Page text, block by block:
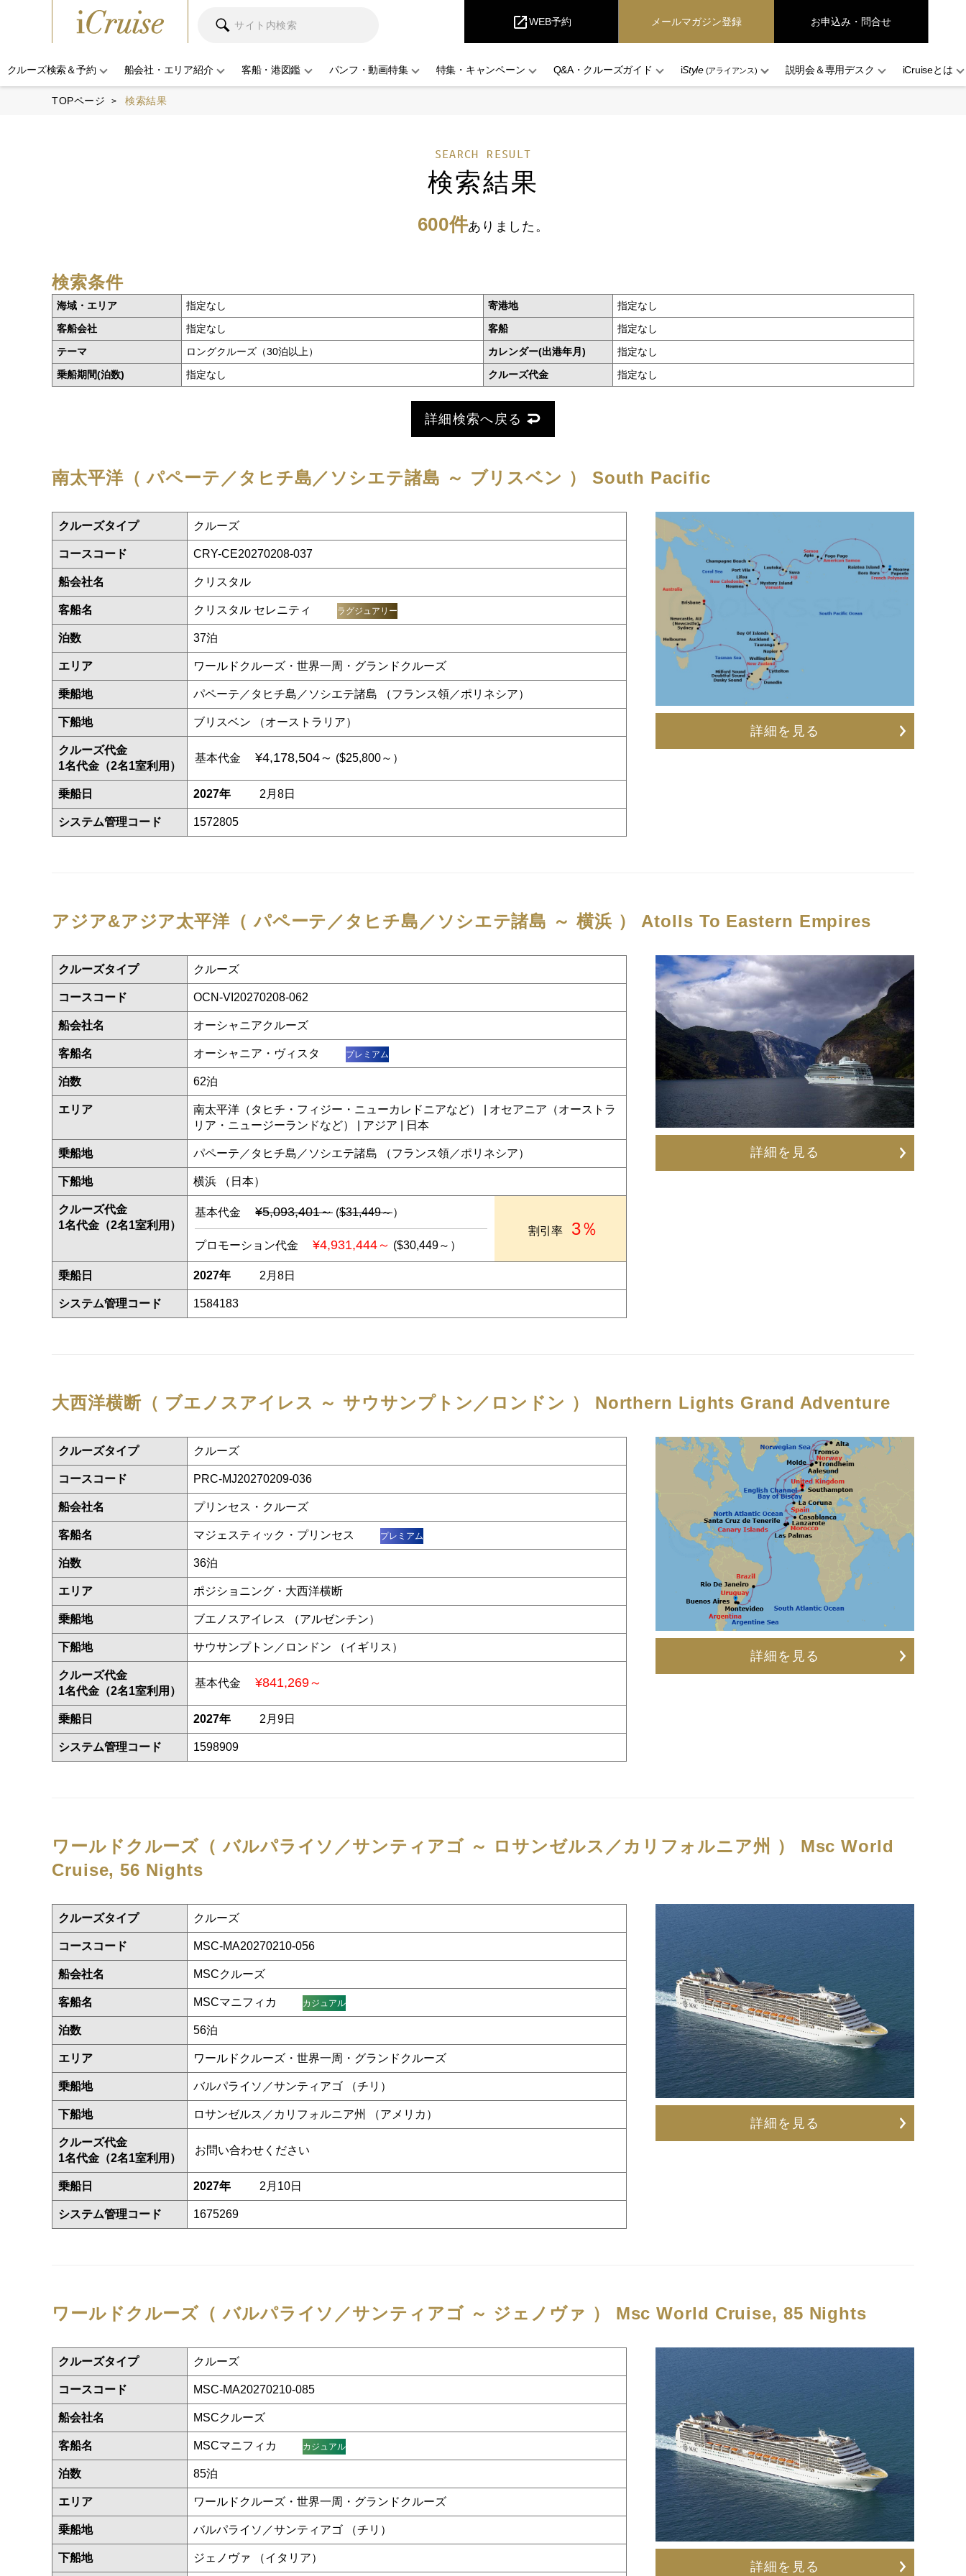
open_in_newWEB予約 メールマガジン登録 お申込み・問合せ
クルーズ検索＆予約 船会社・エリア紹介 客船・港図鑑 パンフ・動画特集 特集・キャンペーン Q&A・クルーズガイド iStyle(アライアンス) 説明会＆専用デスク iCruiseとは
TOPページ 検索結果
SEARCH RESULT
検索結果
600件ありました。
検索条件
海域・エリア 指定なし 寄港地
指定なし
客船会社
指定なし 客船
指定なし
テーマ
ロングクルーズ（30泊以上） カレンダー(出港年月)
指定なし
乗船期間(泊数)
指定なし クルーズ代金 指定なし
詳細検索へ戻る
南太平洋（ パペーテ／タヒチ島／ソシエテ諸島 ～ ブリスベン ） South Pacific
詳細を見る
クルーズタイプ クルーズ
コースコード CRY-CE20270208-037
船会社名 クリスタル
客船名 クリスタル セレニティ ラグジュアリー
泊数 37泊
エリア ワールドクルーズ・世界一周・グランドクルーズ
乗船地 パペーテ／タヒチ島／ソシエテ諸島 （フランス領／ポリネシア）
下船地 ブリスベン （オーストラリア）
クルーズ代金
1名代金（2名1室利用）
基本代金 ¥4,178,504～ ($25,800～）
乗船日 2027年 2月8日
システム管理コード 1572805
アジア&アジア太平洋（ パペーテ／タヒチ島／ソシエテ諸島 ～ 横浜 ） Atolls To Eastern Empires
詳細を見る
クルーズタイプ クルーズ
コースコード OCN-VI20270208-062
船会社名 オーシャニアクルーズ
客船名 オーシャニア・ヴィスタ プレミアム
泊数 62泊
エリア
南太平洋（タヒチ・フィジー・ニューカレドニアなど） | オセアニア（オーストラ
リア・ニュージーランドなど） | アジア | 日本
乗船地 パペーテ／タヒチ島／ソシエテ諸島 （フランス領／ポリネシア）
下船地 横浜 （日本）
クルーズ代金
1名代金（2名1室利用）
基本代金 ¥5,093,401～ ($31,449～）
プロモーション代金 ¥4,931,444～ ($30,449～）
割引率 3％
乗船日 2027年 2月8日
システム管理コード 1584183
大西洋横断（ ブエノスアイレス ～ サウサンプトン／ロンドン ） Northern Lights Grand Adventure
詳細を見る
クルーズタイプ クルーズ
コースコード PRC-MJ20270209-036
船会社名 プリンセス・クルーズ
客船名 マジェスティック・プリンセス プレミアム
泊数 36泊
エリア ポジショニング・大西洋横断
乗船地 ブエノスアイレス （アルゼンチン）
下船地 サウサンプトン／ロンドン （イギリス）
クルーズ代金
1名代金（2名1室利用）
基本代金 ¥841,269～
乗船日 2027年 2月9日
システム管理コード 1598909
ワールドクルーズ（ バルパライソ／サンティアゴ ～ ロサンゼルス／カリフォルニア州 ） Msc World
Cruise, 56 Nights
詳細を見る
クルーズタイプ クルーズ
コースコード MSC-MA20270210-056
船会社名 MSCクルーズ
客船名 MSCマニフィカ カジュアル
泊数 56泊
エリア ワールドクルーズ・世界一周・グランドクルーズ
乗船地 バルパライソ／サンティアゴ （チリ）
下船地 ロサンゼルス／カリフォルニア州 （アメリカ）
クルーズ代金
1名代金（2名1室利用）
お問い合わせください
乗船日 2027年 2月10日
システム管理コード 1675269
ワールドクルーズ（ バルパライソ／サンティアゴ ～ ジェノヴァ ） Msc World Cruise, 85 Nights
詳細を見る
クルーズタイプ クルーズ
コースコード MSC-MA20270210-085
船会社名 MSCクルーズ
客船名 MSCマニフィカ カジュアル
泊数 85泊
エリア ワールドクルーズ・世界一周・グランドクルーズ
乗船地 バルパライソ／サンティアゴ （チリ）
下船地 ジェノヴァ （イタリア）